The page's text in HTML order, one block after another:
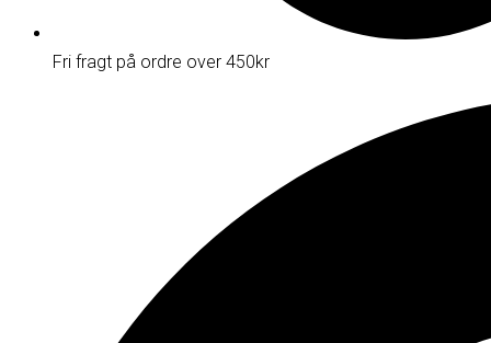
Fri fragt på ordre over 450kr